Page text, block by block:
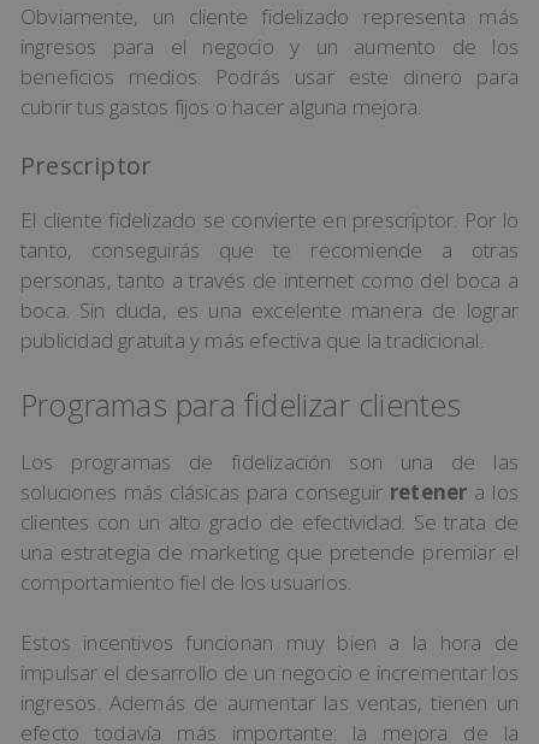
Obviamente, un cliente fidelizado representa más
ingresos para el negocio y un aumento de los
beneficios medios. Podrás usar este dinero para
cubrir tus gastos fijos o hacer alguna mejora.
Prescriptor
El cliente fidelizado se convierte en prescriptor. Por lo
tanto, conseguirás que te recomiende a otras
personas, tanto a través de internet como del boca a
boca. Sin duda, es una excelente manera de lograr
publicidad gratuita y más efectiva que la tradicional.
Programas para fidelizar clientes
Los programas de fidelización son una de las
soluciones más clásicas para conseguir retener a los
clientes con un alto grado de efectividad. Se trata de
una estrategia de marketing que pretende premiar el
comportamiento fiel de los usuarios.
Estos incentivos funcionan muy bien a la hora de
impulsar el desarrollo de un negocio e incrementar los
ingresos. Además de aumentar las ventas, tienen un
efecto todavía más importante: la mejora de la